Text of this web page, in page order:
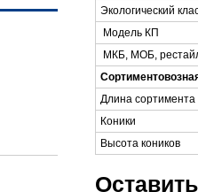
Экологический
Модель КП
МКБ, МОБ,
Длина сортимента
Коники
Высота коников